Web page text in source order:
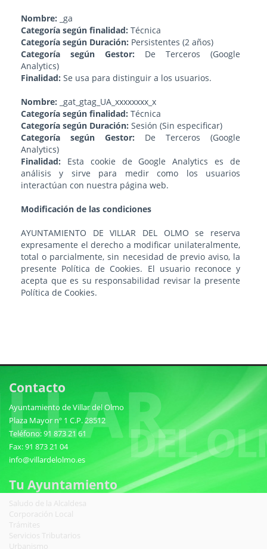
Nombre: _ga
Categoría según finalidad: Técnica
Categoría según Duración: Persistentes (2 años)
Categoría según Gestor: De Terceros (Google
Analytics)
Finalidad: Se usa para distinguir a los usuarios.
Nombre: _gat_gtag_UA_xxxxxxxx_x
Categoría según finalidad: Técnica
Categoría según Duración: Sesión (Sin especificar)
Categoría según Gestor: De Terceros (Google
Analytics)
Finalidad: Esta cookie de Google Analytics es de
análisis y sirve para medir como los usuarios
interactúan con nuestra página web.
Modificación de las condiciones
AYUNTAMIENTO DE VILLAR DEL OLMO se reserva
expresamente el derecho a modificar unilateralmente,
total o parcialmente, sin necesidad de previo aviso, la
presente Política de Cookies. El usuario reconoce y
acepta que es su responsabilidad revisar la presente
Política de Cookies.
Contacto
Ayuntamiento de Villar del Olmo
Plaza Mayor nº 1 C.P. 28512
Teléfono: 91 873 21 61
Fax: 91 873 21 04
info@villardelolmo.es
Tu Ayuntamiento
Saludo de la Alcaldesa
Corporación Local
Trámites
Servicios Tributarios
Urbanismo